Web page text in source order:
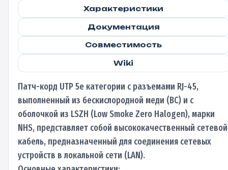
Характеристики
Документация
Совместимость
Wiki
Патч-корд UTP 5e категории с разъемами RJ-45,
выполненный из бескислородной меди (BC) и с
оболочкой из LSZH (Low Smoke Zero Halogen), марки
NHS, представляет собой высококачественный сетевой
кабель, предназначенный для соединения сетевых
устройств в локальной сети (LAN).